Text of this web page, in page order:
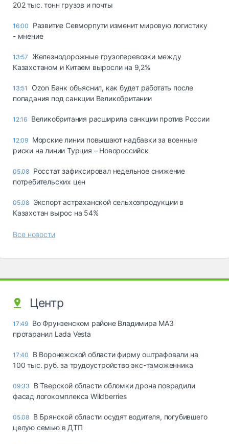
202 тыс. тонн грузов и почты
16:00
Развитие Севморпути изменит мировую логистику
- мнение
13:57
Железнодорожные грузоперевозки между
Казахстаном и Китаем выросли на 9,2%
13:51
Ozon Банк объяснил, как будет работать после
попадания под санкции Великобритании
12:16 Великобритания расширила санкции против России
12:09 Морские линии повышают надбавки за военные
риски на линии Турция – Новороссийск
05.08 Росстат зафиксировал недельное снижение
потребительских цен
05.08 Экспорт астраханской сельхозпродукции в
Казахстан вырос на 54%
Все новости
Центр
17:49 Во Фрунзенском районе Владимира МАЗ
протаранил Lada Vesta
17:40
В Воронежской области фирму оштрафовали на
100 тыс. руб. за трудоустройство экс-таможенника
09:33
В Тверской области обломки дрона повредили
фасад логокомплекса Wildberries
05.08 В Брянской области осудят водителя, погубившего
целую семью в ДТП